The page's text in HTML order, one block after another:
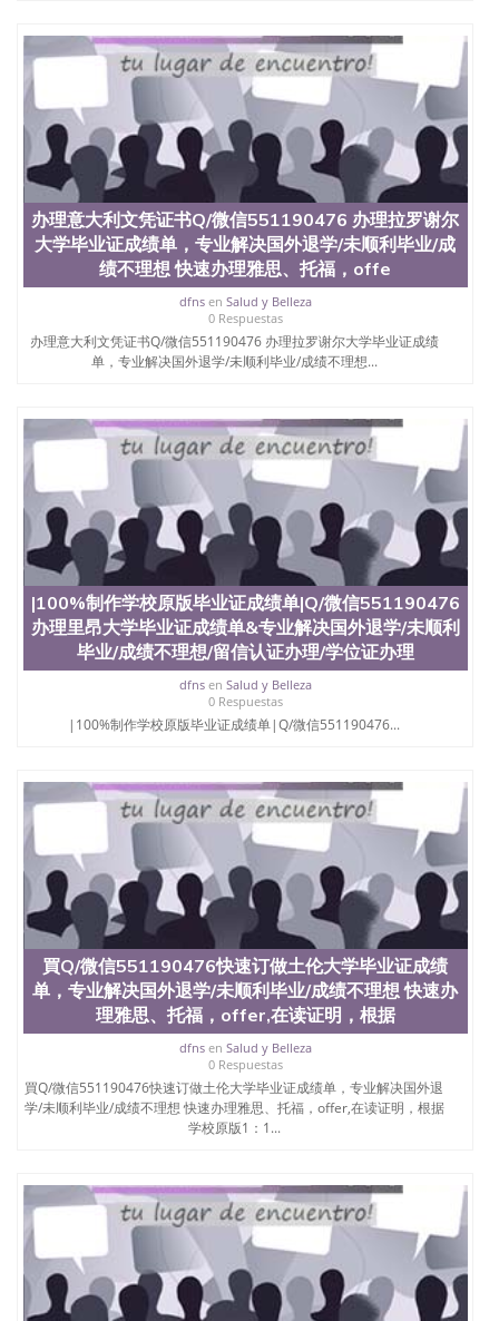
吗QQ微信551190476买国外文凭质量QQ微信
551190476国外本科毕业证怎么办理QQ微信
551190476国外大学文凭真制作QQ微信551190476办
国外文凭可找工作QQ微信551190476国外大学有毕业
证QQ微信551190476办理国外毕业证价格QQ微信
551190476国外编号查询QQ微信551190476办理国外
文凭要交定金吗QQ微信551190476办国外可查文凭
QQ微信551190476网上购买真文凭可信吗QQ微信
551190476学士学位证书查询机构QQ微信551190476
国外资格证书办理QQ微信551190476如何办理学历认
证QQ微信551190476海外文凭认证办理QQ微信
551190476 圣何塞州立大学（San Jose State
University, 又译为“圣荷西州立大学”）成立于1857
年，简称SJSU，是加州历史悠久的大学之一，也是美
西地区的公立大学之一。位于圣何塞市San Jose中
心，占地154公顷。它是一所位于加利福尼亚州的著
名综合性公立大学，它以极高的就业率，全美名列前
合性大学，每年有来自世界各地的成百上千的海外学
生前往求学。 至今，这是一所在世界上享有学术地
位、声誉、实习机会和影响力的高等教育机构，并获
誉为美国本科教育质量的核心代表。其计算机系与会
计系更是在当今美国大学教学排名中表现优异。其毕
业生大多可以在其所处地域的世界硅谷中心得到工作
机会。许多硅谷公司甚至在学生大三和大四的学期提
供许多相应科系的实习机会。无论是加州大学系统
(UC)，还是加州州立大学系统(CSU), 圣何塞州立大学
都占据着加州所有大学中的地理位置。 圣何塞州立大
学座落于硅谷(Silicon Valley), 于附近的旧金山-圣何塞
地区为全美的重要科技中心。约有学生三万人，超过
134种学士学科和65个硕士学科，并有来自世界60余
国的学生来此就读。其有名的科系如计算机科学，电
子工程学，工商管理学，艺术设计，和航空学等，深
二、办理流程： 1、收集客户办理信息； 2、客户付
定金下单； 3、公司确认到账转制作点做电子图；
4、电子图做好发给客户确认； 5、电子图确认好转成
品部做成品； 6、成品做好拍照或者视频确认再付余
款； 7、快递给客户（国内顺丰，国外DHL）。 三、
真实网上可查的证明材料 1、教育部学历学位认证，
留服真实存档可查，存档。 2、留学回国人员证明
（使馆认证），使馆网站真实存档可查。 3、留信网
真实可查认证办理，存档可查，终身受用。 四、办理
流程农业科学院、艺术与建筑学院、商学院、交流学
院、地球及物质科学院、教育学院、工程学院、健康
与人类发展学院、信息工程与科学学院、人文学院、
护理学院、科学学院等。学校的教育学院排名在全美
前十名，工学院排名在前十五名，且继续攀升中。纽
约大学为学生们提供本科、硕士及博士学位。学校的
专业课程包括：会计学、MBA、财务、教育、建筑工
程、经济、医学、护理、文学、音乐、生物学、统计
理、材料科学、机械工程、航天工程、土木工程、数
学、化学、英语、社会科学、心理学、戏剧、市场营
销、机械工程、计算机科学、物理学、人工智能、商
科、金融专业 1、客户提供相关材料，确定客户办理
信息，给出操作方案； 2、补充毕业证成绩单等相关
材料； 3、留服注册申请账号，付定金； 4、预约递
办理意大利文凭证书Q/微信551190476 办理拉罗谢尔
大学毕业证成绩单，专业解决国外退学/未顺利毕业/成
绩不理想 快速办理雅思、托福，offe
dfnsen Salud y Belleza
0 Respuestas
办理意大利文凭证书Q/微信551190476 办理拉罗谢尔大学毕业证成绩
单，专业解决国外退学/未顺利毕业/成绩不理想...
|100%制作学校原版毕业证成绩单|Q/微信551190476
办理里昂大学毕业证成绩单&专业解决国外退学/未顺利
毕业/成绩不理想/留信认证办理/学位证办理
dfnsen Salud y Belleza
0 Respuestas
|100%制作学校原版毕业证成绩单|Q/微信551190476...
買Q/微信551190476快速订做土伦大学毕业证成绩
单，专业解决国外退学/未顺利毕业/成绩不理想 快速办
理雅思、托福，offer,在读证明，根据
dfnsen Salud y Belleza
0 Respuestas
買Q/微信551190476快速订做土伦大学毕业证成绩单，专业解决国外退
学/未顺利毕业/成绩不理想 快速办理雅思、托福，offer,在读证明，根据
学校原版1：1...